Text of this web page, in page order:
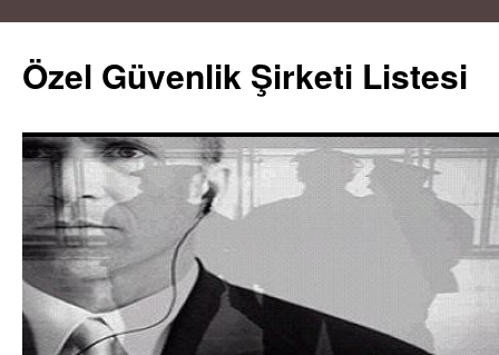
Özel Güvenlik Şirketi Listesi